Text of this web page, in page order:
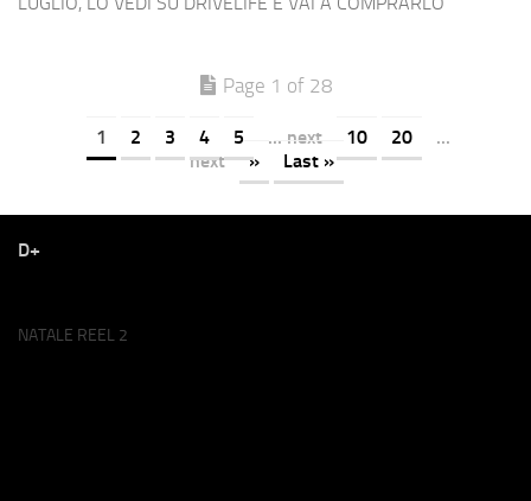
Page 1 of 28
1 2 3 4 5 ... next 10 20
...
next
» Last »
D+
NATALE REEL 2